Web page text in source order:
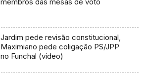
membros das mesas de voto
Jardim pede revisão constitucional,
Maximiano pede coligação PS/JPP
no Funchal (vídeo)